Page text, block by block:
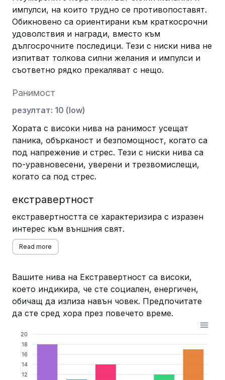
импулси, на които трудно се противопоставят.
Обикновено са ориентирани към краткосрочни
удоволствия и награди, вместо към
дългосрочните последици. Тези с ниски нива не
изпитват толкова силни желания и импулси и
съответно рядко прекаляват с нещо.
Ранимост
резултат: 10 (low)
Хората с високи нива на ранимост усещат
паника, обърканост и безпомощност, когато са
под напрежение и стрес. Тези с ниски нива са
по-уравновесени, уверени и трезвомислещи,
когато са под стрес.
екстравертност
екстравертността се характеризира с изразен
интерес към външния свят.
Read more
Вашите нива на Екстравертност са високи,
което индикира, че сте социален, енергичен,
обичащ да излиза навън човек. Предпочитате
да сте сред хора през повечето време.
20
18
16
14
12